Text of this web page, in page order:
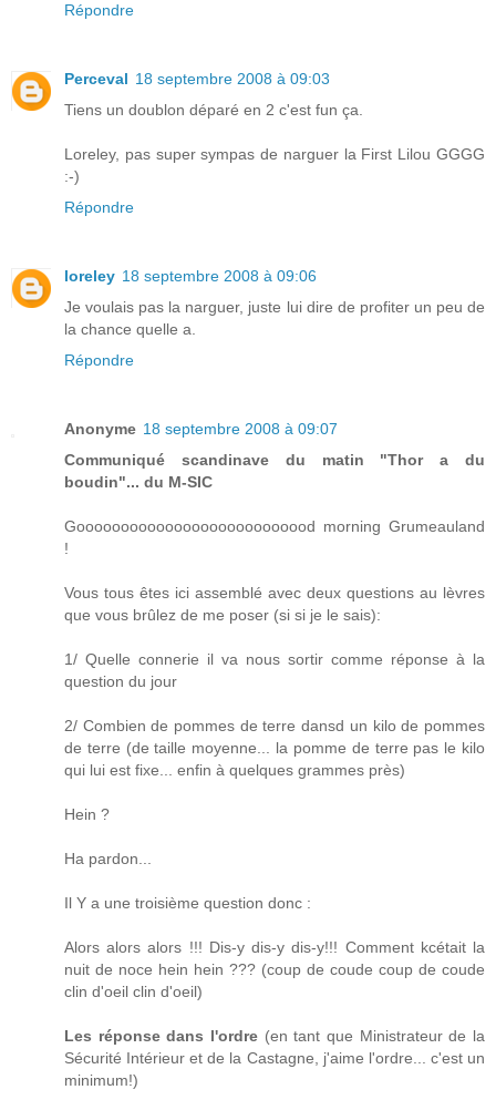
Répondre
Perceval 18 septembre 2008 à 09:03
Tiens un doublon déparé en 2 c'est fun ça.
Loreley, pas super sympas de narguer la First Lilou GGGG
:-)
Répondre
loreley 18 septembre 2008 à 09:06
Je voulais pas la narguer, juste lui dire de profiter un peu de
la chance quelle a.
Répondre
Anonyme 18 septembre 2008 à 09:07
Communiqué scandinave du matin "Thor a du
boudin"... du M-SIC
Gooooooooooooooooooooooooood morning Grumeauland
!
Vous tous êtes ici assemblé avec deux questions au lèvres
que vous brûlez de me poser (si si je le sais):
1/ Quelle connerie il va nous sortir comme réponse à la
question du jour
2/ Combien de pommes de terre dansd un kilo de pommes
de terre (de taille moyenne... la pomme de terre pas le kilo
qui lui est fixe... enfin à quelques grammes près)
Hein ?
Ha pardon...
Il Y a une troisième question donc :
Alors alors alors !!! Dis-y dis-y dis-y!!! Comment kcétait la
nuit de noce hein hein ??? (coup de coude coup de coude
clin d'oeil clin d'oeil)
Les réponse dans l'ordre (en tant que Ministrateur de la
Sécurité Intérieur et de la Castagne, j'aime l'ordre... c'est un
minimum!)